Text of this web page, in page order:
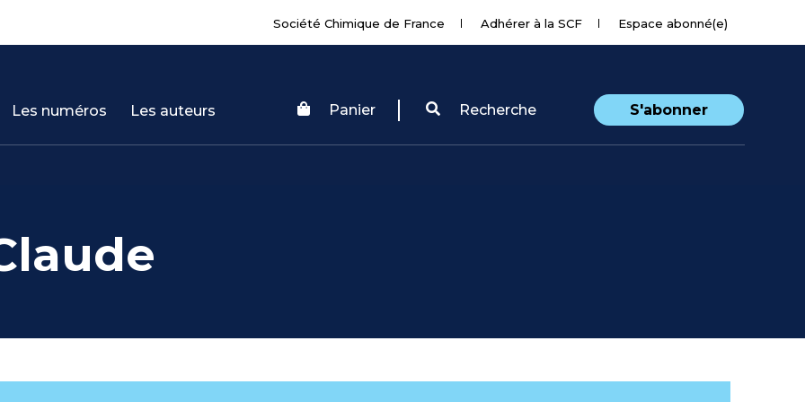
Société Chimique de France Adhérer à la SCF Espace abonné(e)
Les numéros Les auteurs Panier Recherche S'abonner